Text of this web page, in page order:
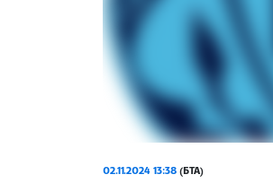
02.11.2024 13:38 (БТА)